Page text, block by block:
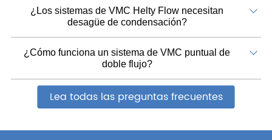
¿Los sistemas de VMC Helty Flow necesitan
desagüe de condensación?
¿Cómo funciona un sistema de VMC puntual de
doble flujo?
Lea todas las preguntas frecuentes